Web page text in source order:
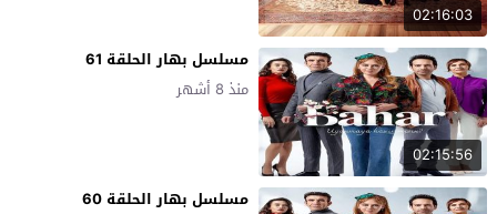
02:16:03
02:15:56
مسلسل بهار الحلقة 61
منذ 8 أشهر
مسلسل بهار الحلقة 60